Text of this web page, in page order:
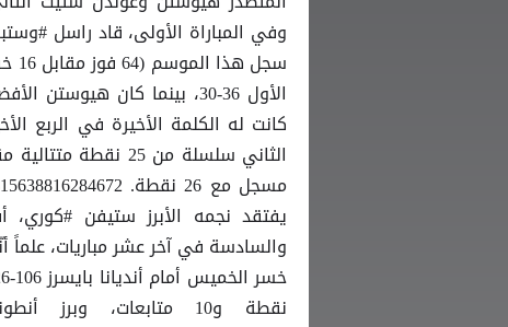
وفي المباراة الأولى، قاد راسل
الثاني سلسلة من
يفتقد نجمه الأبرز ستيفن #كوري،